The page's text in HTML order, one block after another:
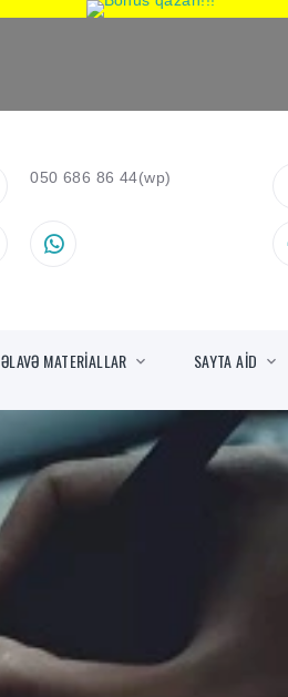
050 686 86 44(wp)
ƏLAVƏ MATERİALLAR SAYTA AİD